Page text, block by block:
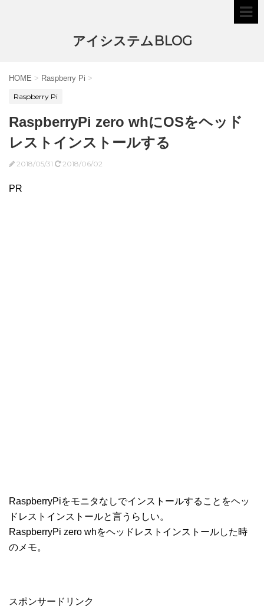
アイシステムBLOG
HOME > Raspberry Pi >
Raspberry Pi
RaspberryPi zero whにOSをヘッド
レストインストールする
2018/05/31 2018/06/02
PR
RaspberryPiをモニタなしでインストールすることをヘッ
ドレストインストールと言うらしい。
RaspberryPi zero whをヘッドレストインストールした時
のメモ。
スポンサードリンク